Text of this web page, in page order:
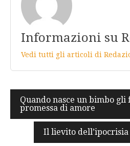
Informazioni su
Vedi tutti gli articoli di
Navigazione
articoli
Quando nasce un bimbo gli
promessa di amore
Il lievito